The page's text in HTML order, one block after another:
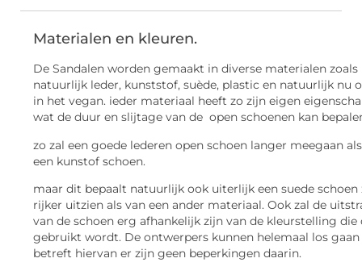
Materialen en kleuren.
De Sandalen worden gemaakt in diverse materialen zoals
natuurlijk leder, kunststof, suède, plastic en natuurlijk nu
in het vegan. ieder materiaal heeft zo zijn eigen
wat de duur en slijtage van de open schoenen kan
zo zal een goede lederen open schoen langer meegaan
een kunstof schoen.
maar dit bepaalt natuurlijk ook uiterlijk een suede schoen
rijker uitzien als van een ander materiaal. Ook zal de
van de schoen erg afhankelijk zijn van de kleurstelling die
gebruikt wordt. De ontwerpers kunnen helemaal los
betreft hiervan er zijn geen beperkingen daarin.